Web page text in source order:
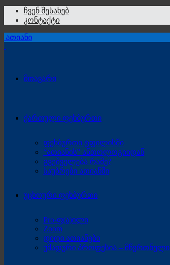
ჩვენ შესახებ
კონტაქტი
ათიანი
მთავარი
ქართული ფეხბურთი
ფეხბურთი ტფილისში
“ათიანის” ანთოლოგიიდან
გვეშველება რამე?
საუბრები ათიანში
უცხოური ფეხბურთი
Pro-ფ(ა)ილი
Zoom
დიდი ათიანები
უმადური პროფესია – მწვრთნელი